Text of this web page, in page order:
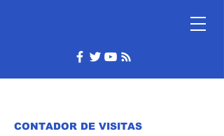
CONTADOR DE VISITAS